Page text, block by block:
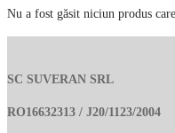
Nu a fost găsit niciun produs
SC SUVERAN SRL
RO16632313 / J20/1123/2004